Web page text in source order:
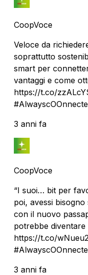
CoopVoce
Veloce da
soprattutto
smart per
vantaggi e come
https://t.co/
3 anni fa
CoopVoce
“I suoi… bit per
poi, avessi bisogno
con il nuovo
potrebbe
https://t.co/
3 anni fa